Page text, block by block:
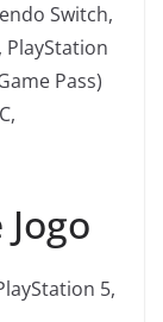
Switch,
, PlayStation
Pass)
5,